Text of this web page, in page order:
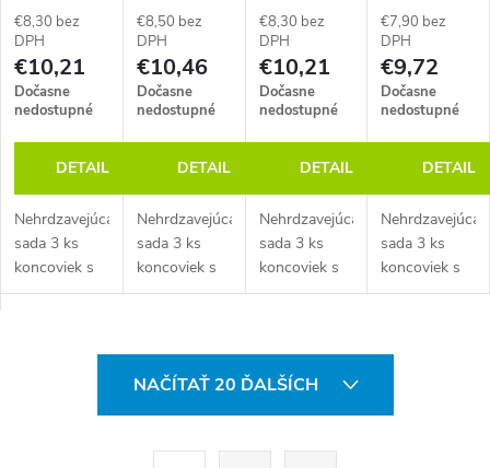
5,5 mm, závit
RTG Ø 6 mm,
3 ks,
nehrdzavejúca
oceľ
€8,30 bez
DPH
€10,21
Dočasne
nedostupné
DETAIL
Nehrdzavejúca
sada 3 ks
koncoviek s
vonkajším
4,5 mm, závit
RTG Ø 6 mm,
3 ks,
nehrdzavejúca
oceľ
€8,50 bez
DPH
€10,46
Dočasne
nedostupné
DETAIL
Nehrdzavejúca
sada 3 ks
koncoviek s
vnútorným
žlté (mäkké)
Ø 4,5 mm.
4,5 mm, závit
RTG Ø 6 mm,
3 ks,
nehrdzavejúca
oceľ
€8,30 bez
DPH
€10,21
Dočasne
nedostupné
DETAIL
Nehrdzavejúca
sada 3 ks
koncoviek s
vonkajším
žlté (mäkké)
Ø 4,5 mm.
vlákna Ø 3
mm, závit
RTG Ø 6 mm,
3 ks,
nehrdzavejúca
€7,90 bez
DPH
€9,72
Dočasne
nedostupné
DETAIL
Nehrdzavejúca
sada 3 ks
koncoviek s
vnútorným
vlákna Ø 3
NAČÍTAŤ 20 ĎALŠÍCH